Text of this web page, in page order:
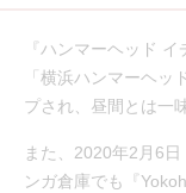
『ハンマーヘッド
「横浜ハンマーヘッ
プされ、昼間とは一
また、2020年2月6
ンガ倉庫でも『